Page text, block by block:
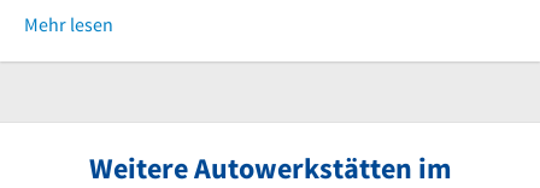
Mehr lesen
Weitere Autowerkstätten im